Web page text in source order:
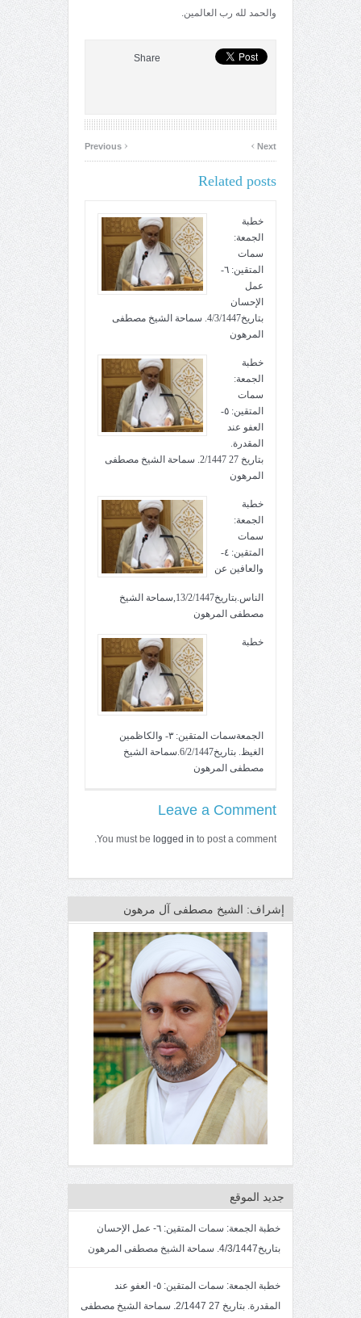
والحمد لله رب العالمين.
Share
‹ Next
›
Related posts
خطبة
الجمعة:
سمات
المتقين: ٦-
عمل
الإحسان
بتاريخ4/3/1447. سماحة الشيخ مصطفى
المرهون
خطبة
الجمعة:
سمات
المتقين: ٥-
العفو عند
المقدرة.
بتاريخ 27 2/1447. سماحة الشيخ مصطفى
المرهون
خطبة
الجمعة:
سمات
المتقين: ٤-
والعافين عن
الناس.بتاريخ13/2/1447,سماحة الشيخ
مصطفى المرهون
خطبة
الجمعةسمات المتقين: ٣- والكاظمين
الغيظ. بتاريخ6/2/1447.سماحة الشيخ
مصطفى المرهون
Leave a Comment
You must be logged in to post a comment.
إشراف: الشيخ مصطفى آل مرهون
جديد الموقع
خطبة الجمعة: سمات المتقين: ٦- عمل الإحسان
بتاريخ4/3/1447. سماحة الشيخ مصطفى المرهون
خطبة الجمعة: سمات المتقين: ٥- العفو عند
المقدرة. بتاريخ 27 2/1447. سماحة الشيخ مصطفى